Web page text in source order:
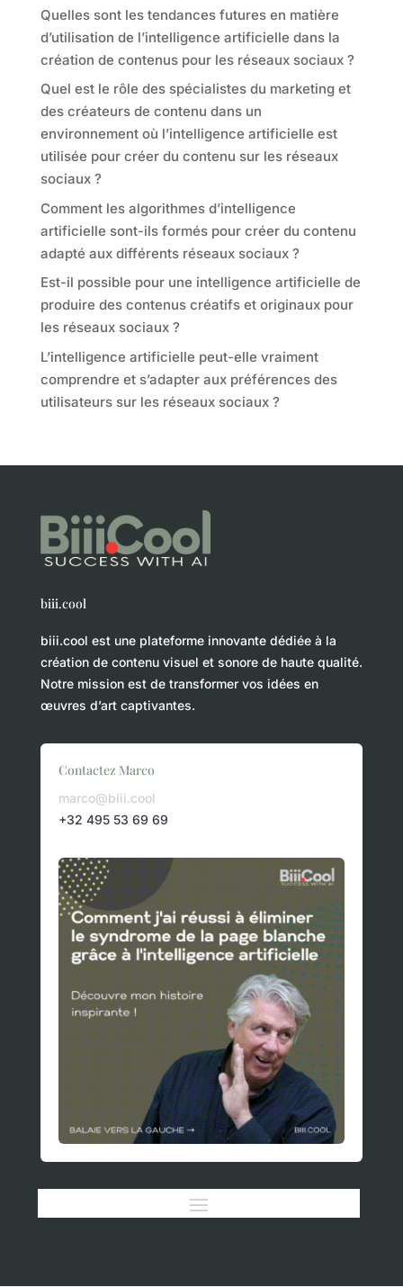
Quelles sont les tendances futures en matière
d’utilisation de l’intelligence artificielle dans la
création de contenus pour les réseaux sociaux ?
Quel est le rôle des spécialistes du marketing et
des créateurs de contenu dans un
environnement où l’intelligence artificielle est
utilisée pour créer du contenu sur les réseaux
sociaux ?
Comment les algorithmes d’intelligence
artificielle sont-ils formés pour créer du contenu
adapté aux différents réseaux sociaux ?
Est-il possible pour une intelligence artificielle de
produire des contenus créatifs et originaux pour
les réseaux sociaux ?
L’intelligence artificielle peut-elle vraiment
comprendre et s’adapter aux préférences des
utilisateurs sur les réseaux sociaux ?
biii.cool
biii.cool est une plateforme innovante dédiée à la
création de contenu visuel et sonore de haute qualité.
Notre mission est de transformer vos idées en
œuvres d’art captivantes.
Contactez Marco
marco@biii.cool
+32 495 53 69 69